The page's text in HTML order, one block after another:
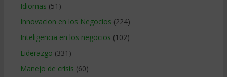
Idiomas (51)
Innovacion en los Negocios (224)
Inteligencia en los negocios (102)
Liderazgo (331)
Manejo de crisis (60)